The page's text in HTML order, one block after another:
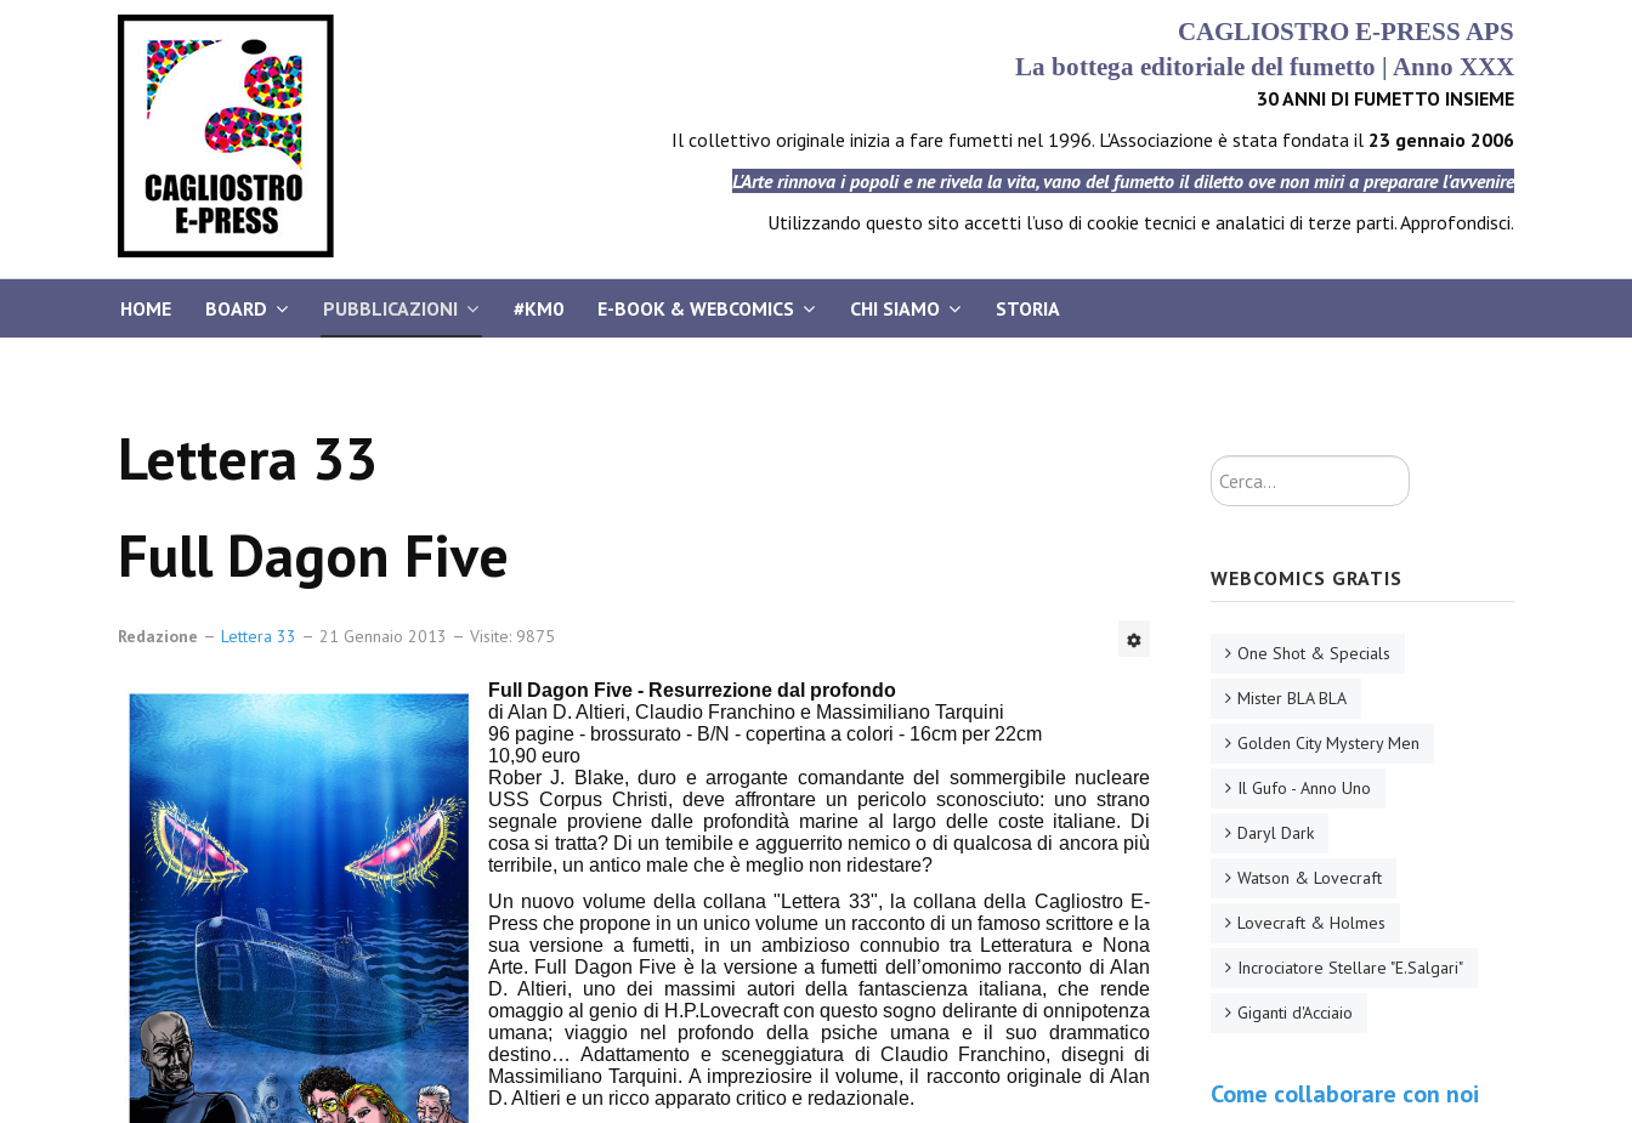
CAGLIOSTRO E-PRESS APS
La bottega editoriale del fumetto | Anno XXX
30 ANNI DI FUMETTO INSIEME
Il collettivo originale inizia a fare fumetti nel 1996. L'Associazione è stata fondata il 23 gennaio 2006
L'Arte rinnova i popoli e ne rivela la vita, vano del fumetto il diletto ove non miri a preparare l'avvenire
Utilizzando questo sito accetti l’uso di cookie tecnici e analatici di terze parti.Approfondisci.
HOME BOARD PUBBLICAZIONI #KM0 E-BOOK & WEBCOMICS CHI SIAMO STORIA
Lettera 33
Full Dagon Five
Redazione Lettera 33 21 Gennaio 2013 Visite: 9875
Full Dagon Five - Resurrezione dal profondo
di Alan D. Altieri, Claudio Franchino e Massimiliano Tarquini
96 pagine - brossurato - B/N - copertina a colori - 16cm per 22cm
10,90 euro
Rober J. Blake, duro e arrogante comandante del sommergibile nucleare
USS Corpus Christi, deve affrontare un pericolo sconosciuto: uno strano
segnale proviene dalle profondità marine al largo delle coste italiane. Di
cosa si tratta? Di un temibile e agguerrito nemico o di qualcosa di ancora più
terribile, un antico male che è meglio non ridestare?
Un nuovo volume della collana "Lettera 33", la collana della Cagliostro E-
Press che propone in un unico volume un racconto di un famoso scrittore e la
sua versione a fumetti, in un ambizioso connubio tra Letteratura e Nona
Arte. Full Dagon Five è la versione a fumetti dell’omonimo racconto di Alan
D. Altieri, uno dei massimi autori della fantascienza italiana, che rende
omaggio al genio di H.P.Lovecraft con questo sogno delirante di onnipotenza
umana; viaggio nel profondo della psiche umana e il suo drammatico
destino… Adattamento e sceneggiatura di Claudio Franchino, disegni di
Massimiliano Tarquini. A impreziosire il volume, il racconto originale di Alan
D. Altieri e un ricco apparato critico e redazionale.
Cerca...
WEBCOMICS GRATIS
One Shot & Specials
Mister BLA BLA
Golden City Mystery Men
Il Gufo - Anno Uno
Daryl Dark
Watson & Lovecraft
Lovecraft & Holmes
Incrociatore Stellare "E.Salgari"
Giganti d'Acciaio
Come collaborare con noi